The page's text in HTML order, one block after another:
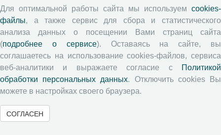
Рецензентам
Памятка рецензенту
Положение о рецензировании
Форма рецензии
Журналы ВолНЦ РАН
Для оптимальной работы сайта мы используем cookies-
файлы, а также сервис для сбора и статистического
анализа данных о посещении Вами страниц сайта
(подробнее о сервисе). Оставаясь на сайте, вы
соглашаетесь на использование cookies-файлов, сервиса
веб-аналитики и выражаете согласие с
Политикой
обработки персональных данных. Отключить cookies Вы
можете в настройках своего браузера.
СОГЛАСЕН